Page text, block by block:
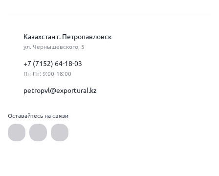
Казахстан г. Петропавловск
ул. Чернышевского, 5
+7 (7152) 64-18-03
Пн-Пт: 9:00-18:00
petropvl@exportural.kz
Оставайтесь на связи